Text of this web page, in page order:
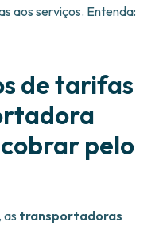
aos serviços. Entenda:
de tarifas
pelo
as transportadoras